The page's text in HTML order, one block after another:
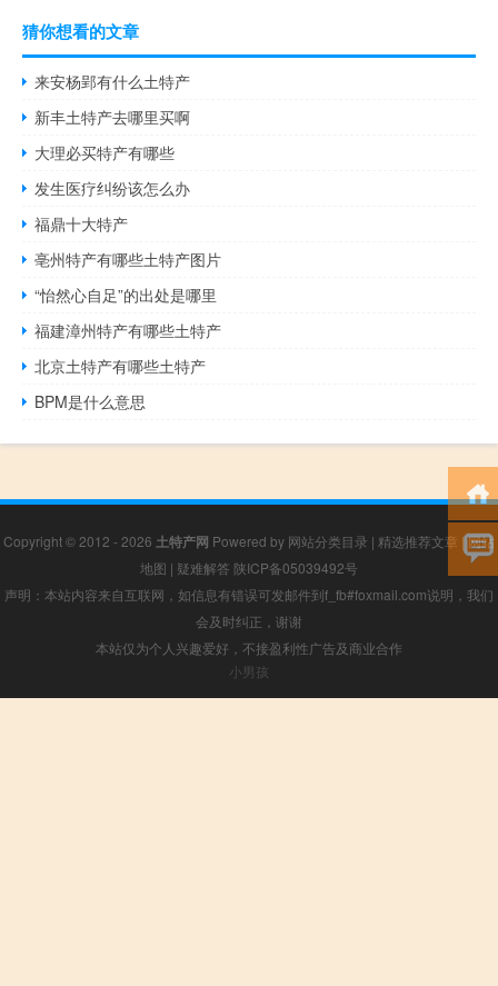
猜你想看的文章
来安杨郢有什么土特产
新丰土特产去哪里买啊
大理必买特产有哪些
发生医疗纠纷该怎么办
福鼎十大特产
亳州特产有哪些土特产图片
“怡然心自足”的出处是哪里
福建漳州特产有哪些土特产
北京土特产有哪些土特产
BPM是什么意思
Copyright © 2012 - 2026 土特产网 Powered by 网站分类目录 | 精选推荐文章 |网站
地图 | 疑难解答 陕ICP备05039492号
声明：本站内容来自互联网，如信息有错误可发邮件到f_fb#foxmail.com说明，我们
会及时纠正，谢谢
本站仅为个人兴趣爱好，不接盈利性广告及商业合作
小男孩